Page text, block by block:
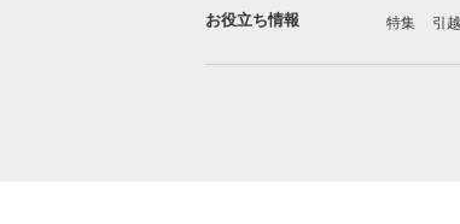
お役立ち情報 特集 引